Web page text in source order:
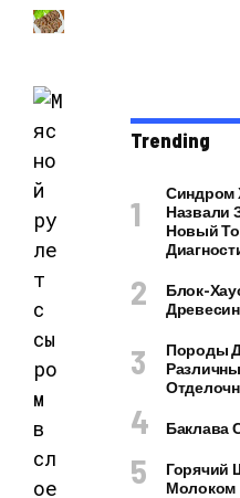
Trending
Синдром
Назвали
Новый
Блок-
Породы
Баклава
Горячий
Молоком